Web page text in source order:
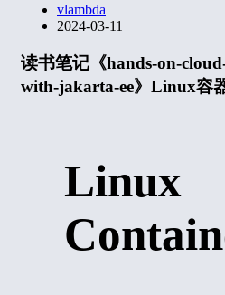
vlambda
2024-03-11
读书笔记《hands-on-
with-jakarta-ee》Linux容
Linux